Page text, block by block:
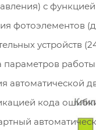
с
фотоэлементов
устройств
параметров
автоматической
кода